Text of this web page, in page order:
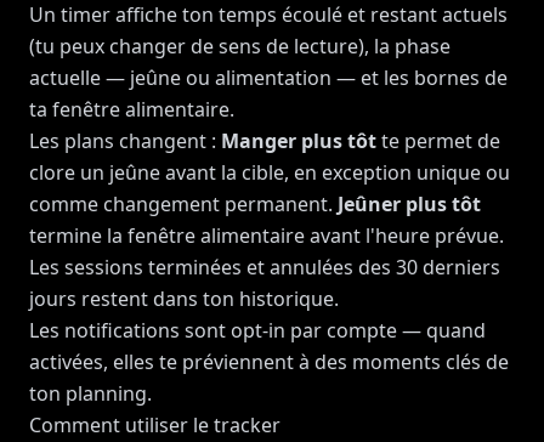
Un timer affiche ton temps écoulé et restant actuels
(tu peux changer de sens de lecture), la phase
actuelle — jeûne ou alimentation — et les bornes de
ta fenêtre alimentaire.
Les plans changent : Manger plus tôtte permet de
clore un jeûne avant la cible, en exception unique ou
comme changement permanent. Jeûner plus tôt
termine la fenêtre alimentaire avant l'heure prévue.
Les sessions terminées et annulées des 30 derniers
jours restent dans ton historique.
Les notifications sont opt-in par compte — quand
activées, elles te préviennent à des moments clés de
ton planning.
Comment utiliser le tracker